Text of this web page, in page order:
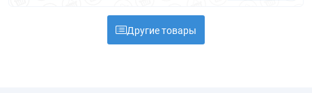
Другие товары